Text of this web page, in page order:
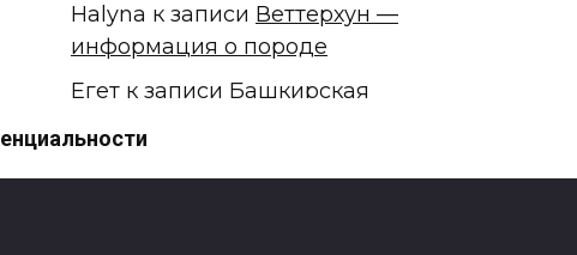
Halyna к записи Веттерхун —
информация о породе
Егет к записи Башкирская